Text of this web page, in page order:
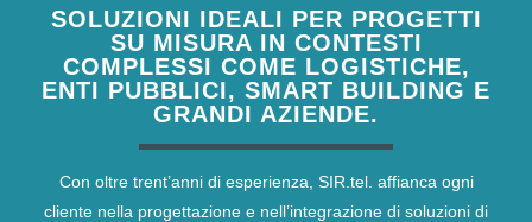
SOLUZIONI IDEALI PER PROGETTI
SU MISURA IN CONTESTI
COMPLESSI COME LOGISTICHE,
ENTI PUBBLICI, SMART BUILDING E
GRANDI AZIENDE.
Con oltre trent’anni di esperienza, SIR.tel. affianca ogni
cliente nella progettazione e nell’integrazione di soluzioni di